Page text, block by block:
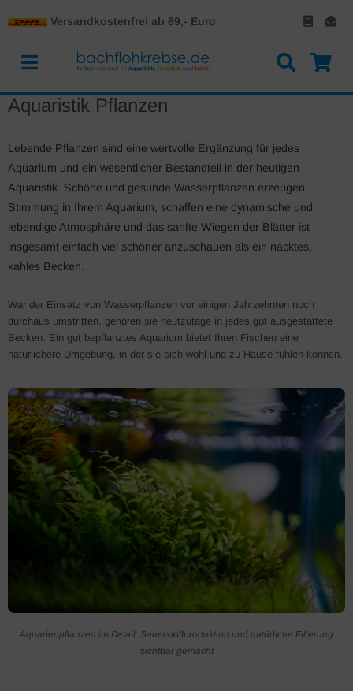
Versandkostenfrei ab 69,- Euro
Aquaristik Pflanzen
Lebende Pflanzen sind eine wertvolle Ergänzung für jedes
Aquarium und ein wesentlicher Bestandteil in der heutigen
Aquaristik. Schöne und gesunde Wasserpflanzen erzeugen
Stimmung in Ihrem Aquarium, schaffen eine dynamische und
lebendige Atmosphäre und das sanfte Wiegen der Blätter ist
insgesamt einfach viel schöner anzuschauen als ein nacktes,
kahles Becken.
War der Einsatz von Wasserpflanzen vor einigen Jahrzehnten noch
durchaus umstritten, gehören sie heutzutage in jedes gut ausgestattete
Becken. Ein gut bepflanztes Aquarium bietet Ihren Fischen eine
natürlichere Umgebung, in der sie sich wohl und zu Hause fühlen können.
Aquarienpflanzen im Detail: Sauerstoffproduktion und natürliche Filterung
sichtbar gemacht